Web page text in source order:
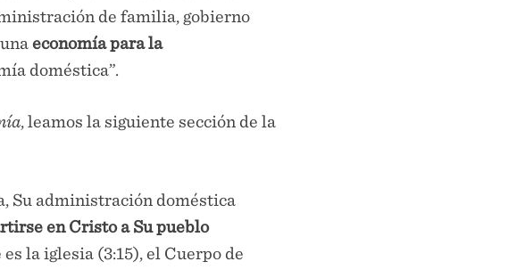
de familia, gobierno
economía para la
doméstica”.
, leamos la siguiente sección de la
Su administración doméstica
en Cristo a Su pueblo
es la iglesia (3:15), el Cuerpo de